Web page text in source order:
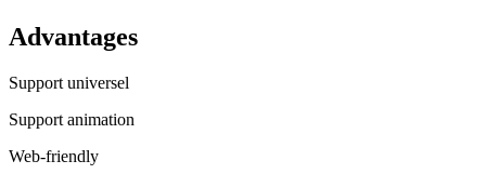
Advantages
Support universel
Support animation
Web-friendly